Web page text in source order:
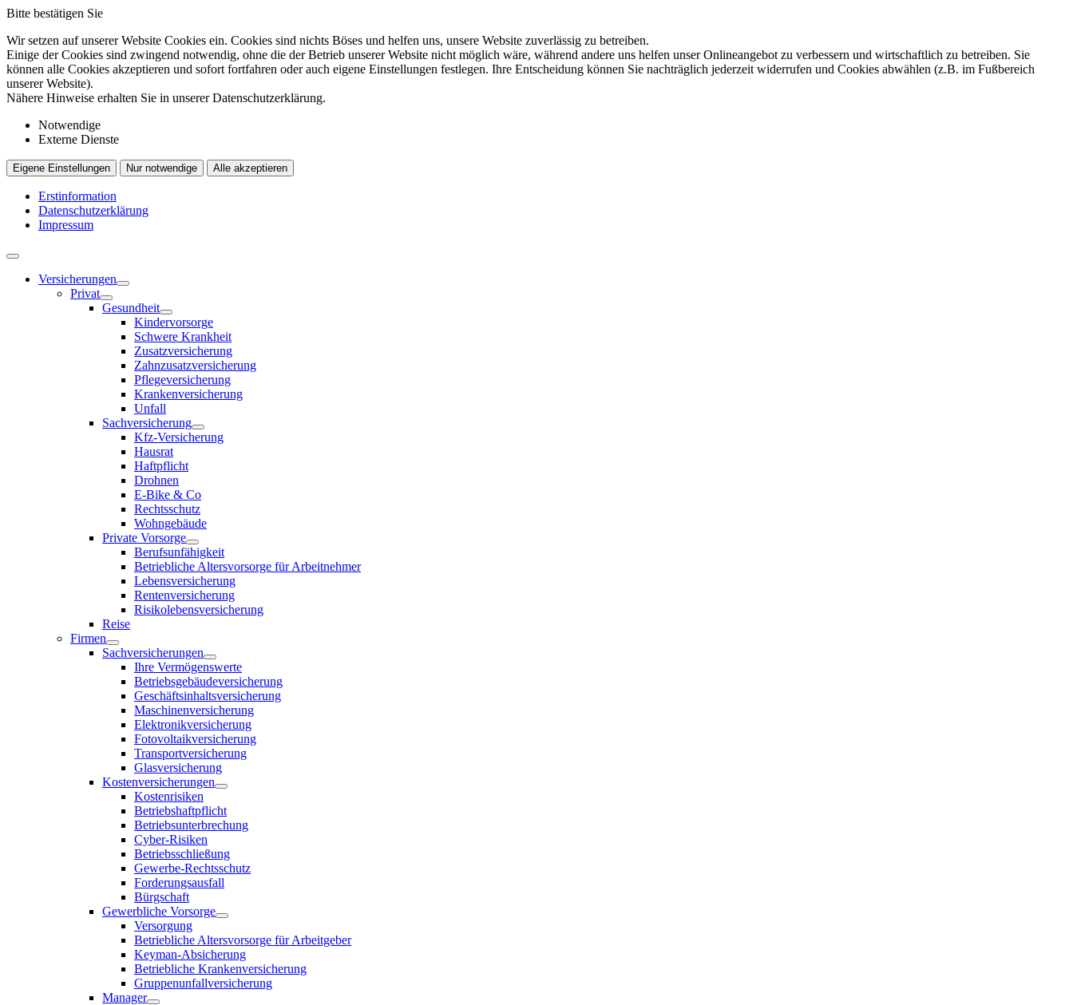
Bitte bestätigen Sie
Wir setzen auf unserer Website Cookies ein. Cookies sind nichts Böses und helfen uns, unsere Website zuverlässig zu betreiben.
Einige der Cookies sind zwingend notwendig, ohne die der Betrieb unserer Website nicht möglich wäre, während andere uns helfen unser Onlineangebot zu verbessern und wirtschaftlich zu betreiben. Sie
können alle Cookies akzeptieren und sofort fortfahren oder auch eigene Einstellungen festlegen. Ihre Entscheidung können Sie nachträglich jederzeit widerrufen und Cookies abwählen (z.B. im Fußbereich
unserer Website).
Nähere Hinweise erhalten Sie in unserer Datenschutzerklärung.
Notwendige
Externe Dienste
Eigene Einstellungen Nur notwendige Alle akzeptieren
Erstinformation
Datenschutzerklärung
Impressum
Versicherungen
Privat
Gesundheit
Kindervorsorge
Schwere Krankheit
Zusatzversicherung
Zahnzusatzversicherung
Pflegeversicherung
Krankenversicherung
Unfall
Sachversicherung
Kfz-Versicherung
Hausrat
Haftpflicht
Drohnen
E-Bike & Co
Rechtsschutz
Wohngebäude
Private Vorsorge
Berufsunfähigkeit
Betriebliche Altersvorsorge für Arbeitnehmer
Lebensversicherung
Rentenversicherung
Risikolebensversicherung
Reise
Firmen
Sachversicherungen
Ihre Vermögenswerte
Betriebsgebäudeversicherung
Geschäftsinhaltsversicherung
Maschinenversicherung
Elektronikversicherung
Fotovoltaikversicherung
Transportversicherung
Glasversicherung
Kostenversicherungen
Kostenrisiken
Betriebshaftpflicht
Betriebsunterbrechung
Cyber-Risiken
Betriebsschließung
Gewerbe-Rechtsschutz
Forderungsausfall
Bürgschaft
Gewerbliche Vorsorge
Versorgung
Betriebliche Altersvorsorge für Arbeitgeber
Keyman-Absicherung
Betriebliche Krankenversicherung
Gruppenunfallversicherung
Manager